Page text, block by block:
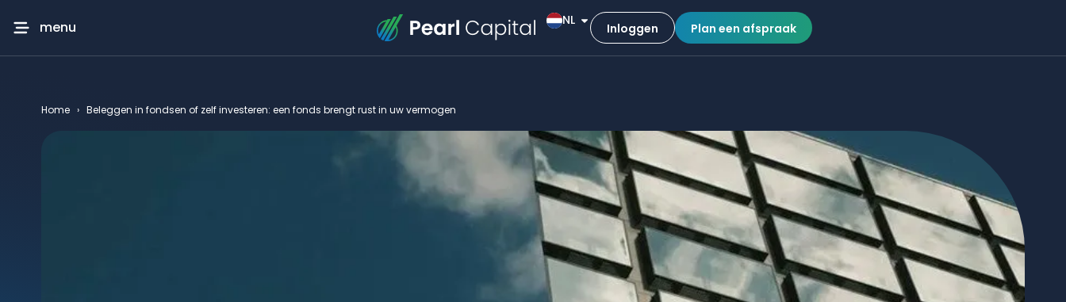
menu NL
Inloggen Plan een afspraak
Home › Beleggen in fondsen of zelf investeren: een fonds brengt rust in uw vermogen